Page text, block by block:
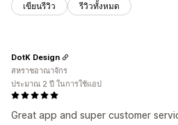
เขียนรีวิว รีวิวทั้งหมด
Great app and super customer
DotK Design
สหราชอาณาจักร
ประมาณ 2 ปี ในการใช้แอป